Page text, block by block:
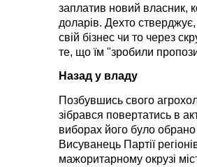
заплатив новий власник,
доларів. Дехто
свій бізнес чи то через
те, що їм "зробили
Назад у владу
Позбувшись свого
зібрався повертатись в
виборах його було
Висуванець Партії
мажоритарному окрузі